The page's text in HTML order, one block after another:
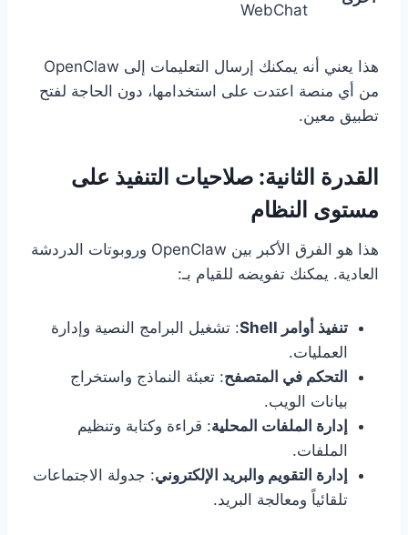
WebChat
هذا يعني أنه يمكنك إرسال التعليمات إلى OpenClaw
من أي منصة اعتدت على استخدامها، دون الحاجة لفتح
تطبيق معين.
القدرة الثانية: صلاحيات التنفيذ على
مستوى النظام
هذا هو الفرق الأكبر بين OpenClaw وروبوتات الدردشة
العادية. يمكنك تفويضه للقيام بـ:
تنفيذ أوامر Shell
: تشغيل البرامج النصية وإدارة
العمليات.
التحكم في المتصفح: تعبئة النماذج واستخراج
بيانات الويب.
إدارة الملفات المحلية: قراءة وكتابة وتنظيم
الملفات.
إدارة التقويم والبريد الإلكتروني: جدولة الاجتماعات
تلقائياً ومعالجة البريد.